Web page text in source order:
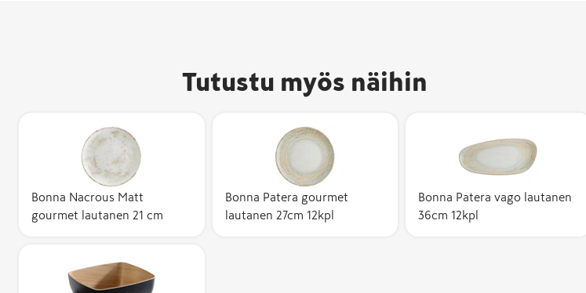
Tutustu myös näihin
Bonna Nacrous Matt
gourmet lautanen 21 cm
Bonna Patera gourmet
lautanen 27cm 12kpl
Bonna Patera vago lautanen
36cm 12kpl